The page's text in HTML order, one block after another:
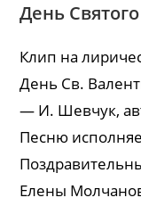
День
Клип на
День Св.
— И. Шевчук,
Песню
Елены